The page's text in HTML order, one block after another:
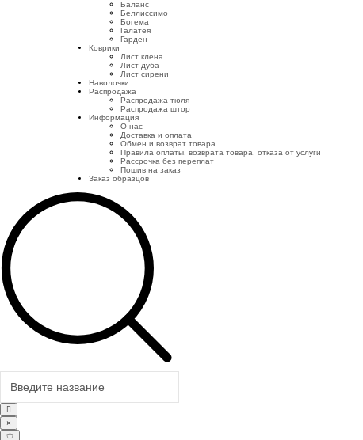
Баланс
Беллиссимо
Богема
Галатея
Гарден
Коврики
Лист клена
Лист дуба
Лист сирени
Наволочки
Распродажа
Распродажа тюля
Распродажа штор
Информация
О нас
Доставка и оплата
Обмен и возврат товара
Правила оплаты, возврата товара, отказа от услуги
Рассрочка без переплат
Пошив на заказ
Заказ образцов
×